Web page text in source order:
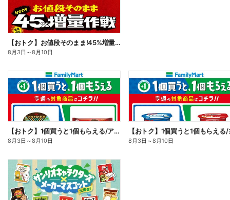
【おトク】お値段そのまま!45%増量作戦!
8月3日 ～8月10日
【おトク】1個買うと1個もらえる/アイス
8月3日 ～8月10日 8月3日 ～8月10日